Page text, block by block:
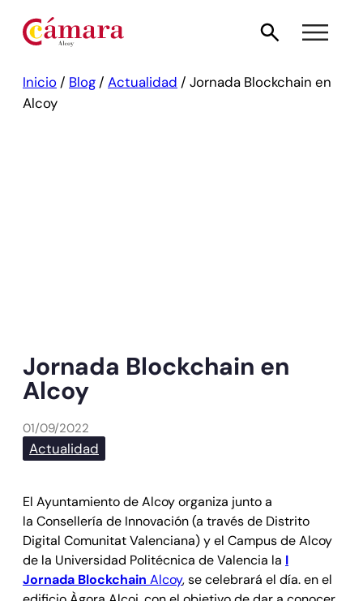
Inicio / Blog / Actualidad / Jornada Blockchain en
Alcoy
Jornada Blockchain en
Alcoy
01/09/2022
Actualidad
El Ayuntamiento de Alcoy organiza junto a
la Consellería de Innovación (a través de Distrito
Digital Comunitat Valenciana) y el Campus de Alcoy
de la Universidad Politécnica de Valencia la I
Jornada Blockchain Alcoy, se celebrará el día. en el